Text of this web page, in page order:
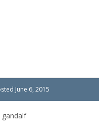
June 6, 2015
gandalf